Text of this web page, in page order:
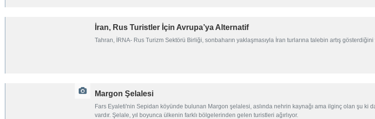
İran, Rus Turistler İçin Avrupa’ya Alternatif
Tahran, İRNA- Rus Turizm Sektörü Birliği, sonbaharın yaklaşmasıyla İran turlarına talebin artış
Margon Şelalesi
Fars Eyaleti'nin Sepidan köyünde bulunan Margon şelalesi, aslında nehrin kaynağı ama ilginç olan şu ki
vardır. Şelale, yıl boyunca ülkenin farklı bölgelerinden gelen turistleri ağırlıyor.